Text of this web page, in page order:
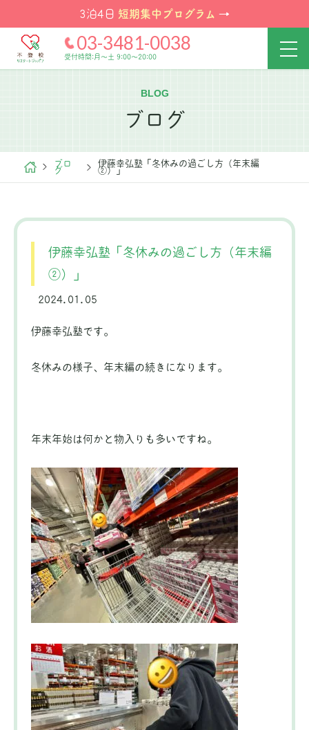
3泊4日 短期集中プログラム →
03-3481-0038
受付時間:月～土 9:00～20:00
BLOG
ブログ
ブロ
グ
伊藤幸弘塾「冬休みの過ごし方（年末編
②）」
伊藤幸弘塾「冬休みの過ごし方（年末編
②）」
2024.01.05
伊藤幸弘塾です。
冬休みの様子、年末編の続きになります。
年末年始は何かと物入りも多いですね。